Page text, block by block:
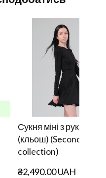
Сукня міні з рукавом
(кльош) (Second Skin
collection)
₴2,490.00 UAH